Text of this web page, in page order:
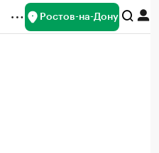
Ростов-на-Дону